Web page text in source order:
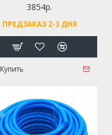
3854р.
ПРЕДЗАКАЗ 2-3 ДНЯ
Купить